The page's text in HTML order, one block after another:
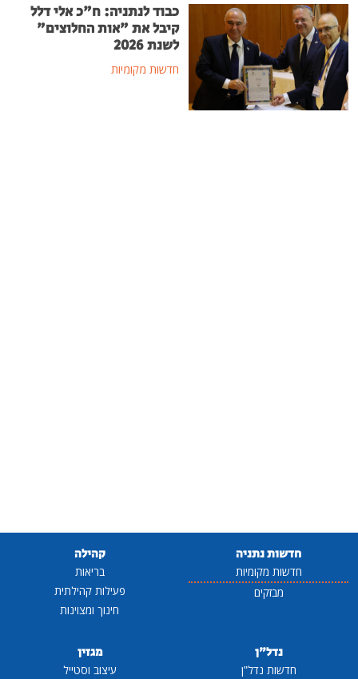
כבוד לנתניה: ח"כ אלי דלל
קיבל את "אות החלוצים"
לשנת 2026
חדשות מקומיות
חדשות נתניה
חדשות מקומיות
מבזקים
קהילה
בריאות
פעילות קהילתית
חינוך ומצוינות
נדל"ן
חדשות נדל"ן
מגזין
עיצוב וסטייל